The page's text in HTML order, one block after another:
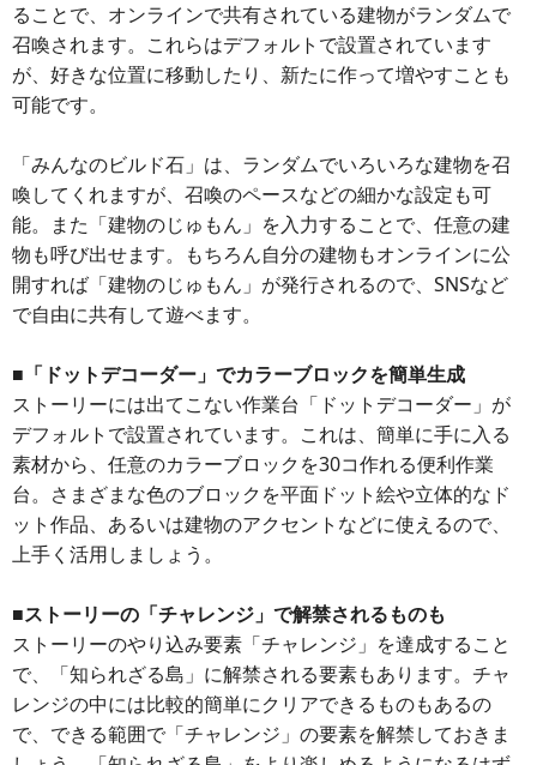
ることで、オンラインで共有されている建物がランダムで
召喚されます。これらはデフォルトで設置されています
が、好きな位置に移動したり、新たに作って増やすことも
可能です。
「みんなのビルド石」は、ランダムでいろいろな建物を召
喚してくれますが、召喚のペースなどの細かな設定も可
能。また「建物のじゅもん」を入力することで、任意の建
物も呼び出せます。もちろん自分の建物もオンラインに公
開すれば「建物のじゅもん」が発行されるので、SNSなど
で自由に共有して遊べます。
■「ドットデコーダー」でカラーブロックを簡単生成
ストーリーには出てこない作業台「ドットデコーダー」が
デフォルトで設置されています。これは、簡単に手に入る
素材から、任意のカラーブロックを30コ作れる便利作業
台。さまざまな色のブロックを平面ドット絵や立体的なド
ット作品、あるいは建物のアクセントなどに使えるので、
上手く活用しましょう。
■ストーリーの「チャレンジ」で解禁されるものも
ストーリーのやり込み要素「チャレンジ」を達成すること
で、「知られざる島」に解禁される要素もあります。チャ
レンジの中には比較的簡単にクリアできるものもあるの
で、できる範囲で「チャレンジ」の要素を解禁しておきま